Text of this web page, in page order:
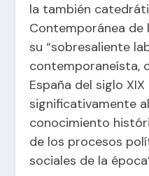
la también
Contemporánea de
su “sobresaliente
contemporaneísta,
España del siglo
significativamente
conocimiento
de los procesos
sociales de la